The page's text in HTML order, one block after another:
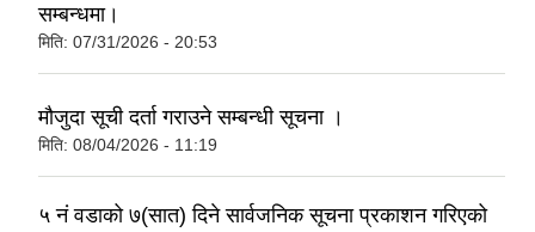
सम्बन्धमा।
मिति: 07/31/2026 - 20:53
मौजुदा सूची दर्ता गराउने सम्बन्धी सूचना ।
मिति: 08/04/2026 - 11:19
५ नं वडाको ७(सात) दिने सार्वजनिक सूचना प्रकाशन गरिएको